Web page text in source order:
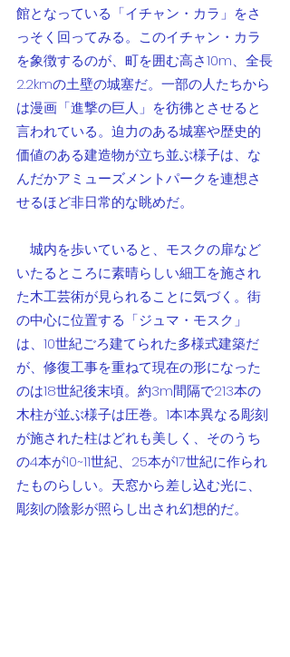
館となっている「イチャン・カラ」をさ
っそく回ってみる。このイチャン・カラ
を象徴するのが、町を囲む高さ10m、全長
2.2kmの土壁の城塞だ。一部の人たちから
は漫画「進撃の巨人」を彷彿とさせると
言われている。迫力のある城塞や歴史的
価値のある建造物が立ち並ぶ様子は、な
んだかアミューズメントパークを連想さ
せるほど非日常的な眺めだ。
城内を歩いていると、モスクの扉など
いたるところに素晴らしい細工を施され
た木工芸術が見られることに気づく。街
の中心に位置する「ジュマ・モスク」
は、10世紀ごろ建てられた多様式建築だ
が、修復工事を重ねて現在の形になった
のは18世紀後末頃。約3m間隔で213本の
木柱が並ぶ様子は圧巻。1本1本異なる彫刻
が施された柱はどれも美しく、そのうち
の4本が10~11世紀、25本が17世紀に作られ
たものらしい。天窓から差し込む光に、
彫刻の陰影が照らし出され幻想的だ。